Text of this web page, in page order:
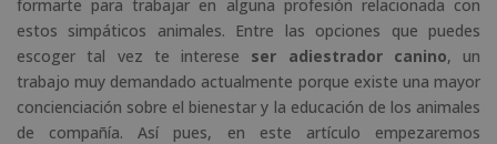
formarte para trabajar en alguna profesión relacionada con
estos simpáticos animales. Entre las opciones que puedes
escoger tal vez te interese ser adiestrador canino, un
trabajo muy demandado actualmente porque existe una mayor
concienciación sobre el bienestar y la educación de los animales
de compañía. Así pues, en este artículo empezaremos